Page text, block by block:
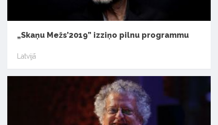
„Skaņu Mežs’2019” izziņo pilnu programmu
Latvijā